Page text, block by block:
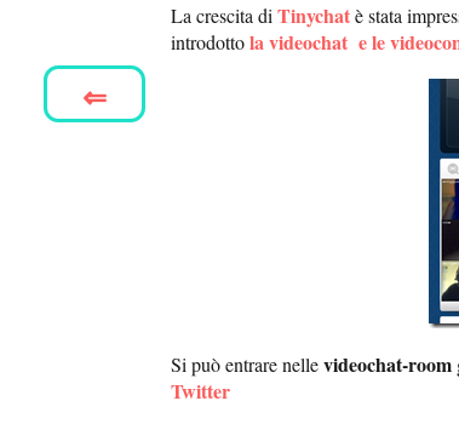
La crescita di Tinychatè stata
introdottola videochat e le
Si può entrare nellevideochat-room
Twitter
⇐